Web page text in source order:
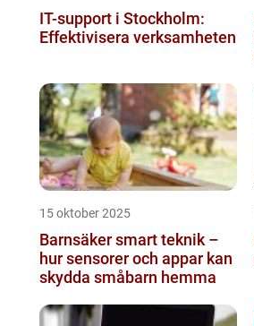
IT-support i Stockholm:
Effektivisera verksamheten
15 oktober 2025
Barnsäker smart teknik –
hur sensorer och appar kan
skydda småbarn hemma